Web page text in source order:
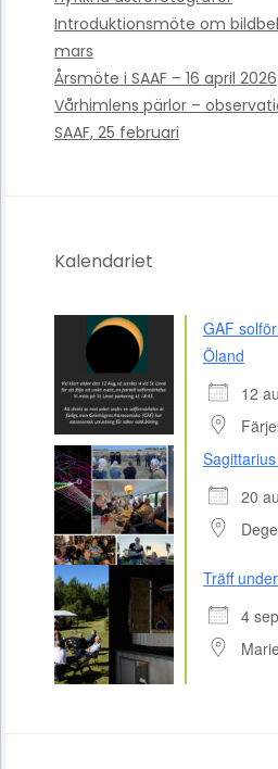
Introduktionsmöte om
mars
Årsmöte i SAAF – 16 april 2026
Vårhimlens pärlor –
SAAF, 25 februari
Kalendariet
GAF
Öland
12
20
Träff
4